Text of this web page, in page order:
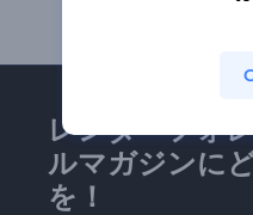
レンダーフォ
ルマガジンに
を！